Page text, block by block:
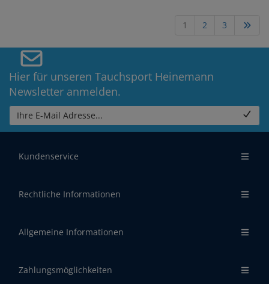
1 2 3
Hier für unseren Tauchsport Heinemann
Newsletter anmelden.
Ihre E-Mail Adresse...
Kundenservice
Rechtliche Informationen
Allgemeine Informationen
Zahlungsmöglichkeiten